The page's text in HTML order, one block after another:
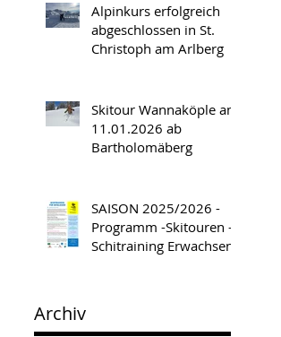
Alpinkurs erfolgreich
abgeschlossen in St.
Christoph am Arlberg
Skitour Wannaköple am
11.01.2026 ab
Bartholomäberg
SAISON 2025/2026 -
Programm -Skitouren -
Schitraining Erwachsene
Archiv